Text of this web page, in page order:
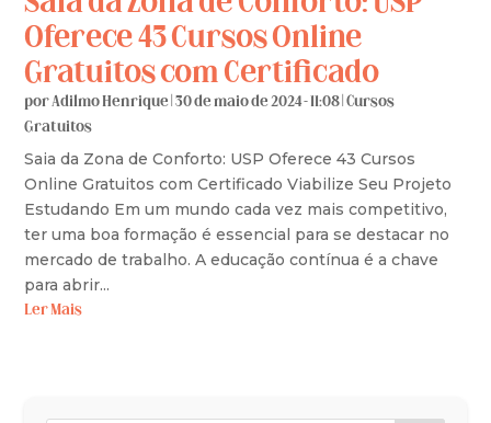
Oferece 43 Cursos Online
Gratuitos com Certificado
porAdilmo Henrique|30 de maio de 2024 - 11:08|Cursos
Gratuitos
Saia da Zona de Conforto: USP Oferece 43 Cursos
Online Gratuitos com Certificado Viabilize Seu Projeto
Estudando Em um mundo cada vez mais competitivo,
ter uma boa formação é essencial para se destacar no
mercado de trabalho. A educação contínua é a chave
para abrir...
Ler Mais